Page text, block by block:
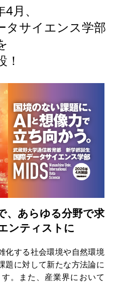
月、
タサイエンス学部
！
、あらゆる分野で求
ンティストに
化する社会環境や自然環境
題に対して新たな方法論に
。また、産業界において